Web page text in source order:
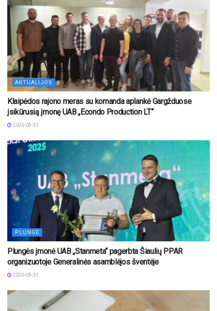
AKTUALIJOS
Klaipėdos rajono meras su komanda aplankė Gargžduose
įsikūrusią įmonę UAB „Econdo Production LT“
2026-05-31
PLUNGĖ
Plungės įmonė UAB „Stanmeta“ pagerbta Šiaulių PPAR
organizuotoje Generalinės asamblėjos šventėje
2026-05-31